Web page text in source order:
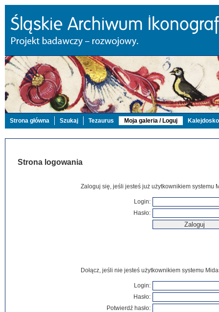
Strona główna Szukaj Tezaurus Moja galeria / Loguj
Strona logowania
Zaloguj się, jeśli jesteś już użytkownikiem systemu
Login:
Hasło:
Dołącz, jeśli nie jesteś użytkownikiem systemu
Login:
Hasło:
Potwierdź hasło: